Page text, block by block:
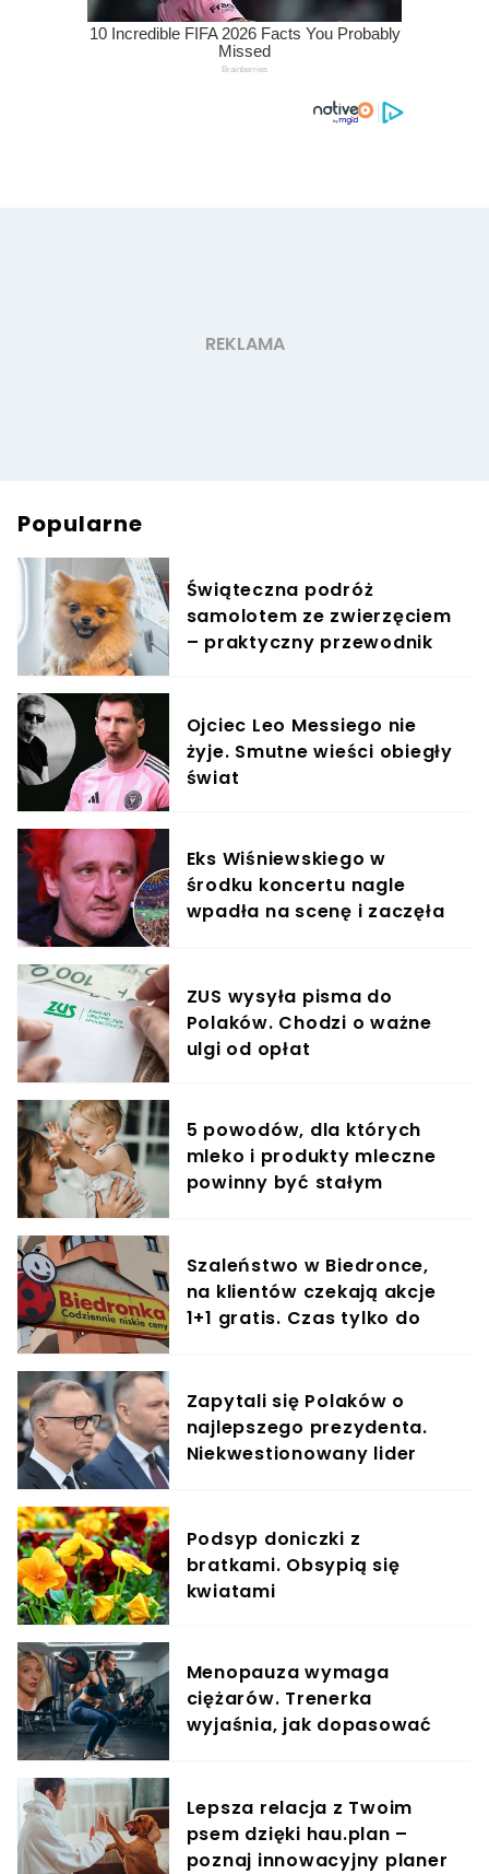
Popularne
Świąteczna podróż
samolotem ze zwierzęciem
– praktyczny przewodnik
Ojciec Leo Messiego nie
żyje. Smutne wieści obiegły
świat
Eks Wiśniewskiego w
środku koncertu nagle
wpadła na scenę i zaczęła
ZUS wysyła pisma do
Polaków. Chodzi o ważne
ulgi od opłat
5 powodów, dla których
mleko i produkty mleczne
powinny być stałym
Szaleństwo w Biedronce,
na klientów czekają akcje
1+1 gratis. Czas tylko do
Zapytali się Polaków o
najlepszego prezydenta.
Niekwestionowany lider
Podsyp doniczki z
bratkami. Obsypią się
kwiatami
Menopauza wymaga
ciężarów. Trenerka
wyjaśnia, jak dopasować
Lepsza relacja z Twoim
psem dzięki hau.plan –
poznaj innowacyjny planer